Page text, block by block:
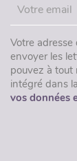
Votre
envoyer les
pouvez à tout
intégré dans
vos données